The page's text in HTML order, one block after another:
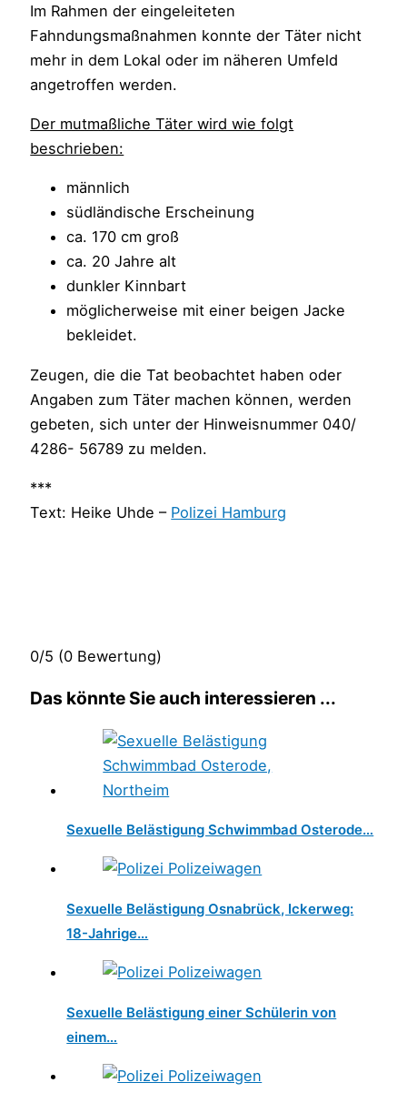
Im Rahmen der eingeleiteten
Fahndungsmaßnahmen konnte der Täter nicht
mehr in dem Lokal oder im näheren Umfeld
angetroffen werden.
Der mutmaßliche Täter wird wie folgt
beschrieben:
männlich
südländische Erscheinung
ca. 170 cm groß
ca. 20 Jahre alt
dunkler Kinnbart
möglicherweise mit einer beigen Jacke
bekleidet.
Zeugen, die die Tat beobachtet haben oder
Angaben zum Täter machen können, werden
gebeten, sich unter der Hinweisnummer 040/
4286- 56789 zu melden.
***
Text: Heike Uhde – Polizei Hamburg
0/5 (0 Bewertung)
Das könnte Sie auch interessieren ...
Sexuelle Belästigung Schwimmbad Osterode…
Sexuelle Belästigung Osnabrück, Ickerweg:
18-Jahrige…
Sexuelle Belästigung einer Schülerin von
einem…